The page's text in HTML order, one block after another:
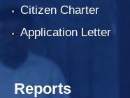
Citizen Charter
Application Letter
Reports